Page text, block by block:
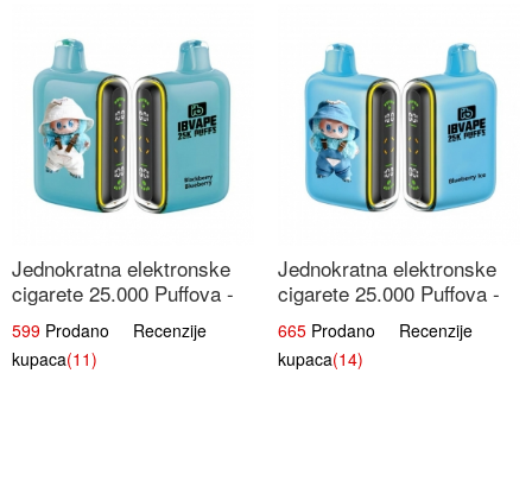
Jednokratna elektronske
cigarete 25.000 Puffova -
Kupina & Borovnica |
Šumska Voćna Mješavina
599 Prodano Recenzije
kupaca(11)
Jednokratna elektronske
cigarete 25.000 Puffova -
Jagodni Sladoled |
Kremasta Slatka Okus
665 Prodano Recenzije
kupaca(14)